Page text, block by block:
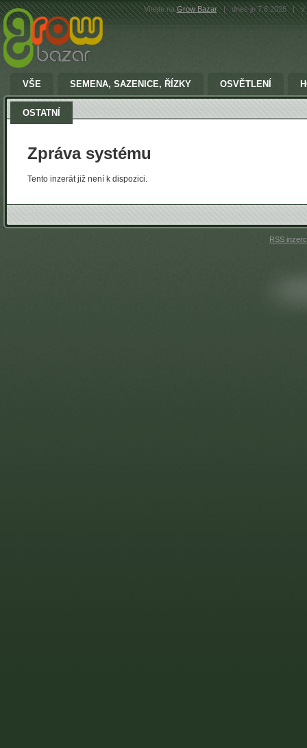
Vítejte naGrow Bazar | dnes je 7.8.2026 | v
VŠE SEMENA, SAZENICE, ŘÍZKY OSVĚTLENÍ
OSTATNÍ
Zpráva systému
Tento inzerát již není k dispozici.
RSS